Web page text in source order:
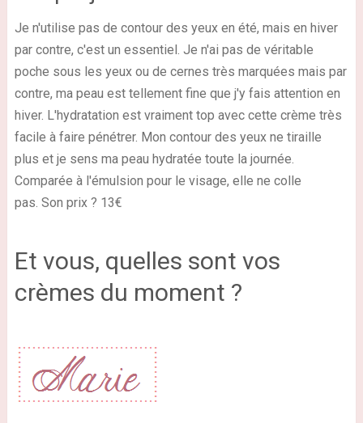
Je n'utilise pas de contour des yeux en été, mais en hiver
par contre, c'est un essentiel. Je n'ai pas de véritable
poche sous les yeux ou de cernes très marquées mais par
contre, ma peau est tellement fine que j'y fais attention en
hiver. L'hydratation est vraiment top avec cette crème très
facile à faire pénétrer. Mon contour des yeux ne tiraille
plus et je sens mapeau hydratée toute la journée.
Comparée à l'émulsion pour le visage, elle ne colle
pas. Son prix ? 13€
Et vous, quelles sont vos
crèmes du moment ?